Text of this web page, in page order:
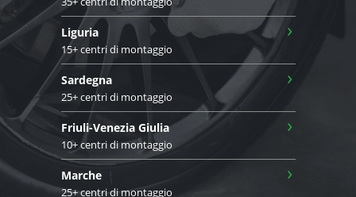
Liguria
15+ centri di montaggio
›
Sardegna
25+ centri di montaggio
›
Friuli-Venezia Giulia
10+ centri di montaggio
›
Marche
25+ centri di montaggio
›